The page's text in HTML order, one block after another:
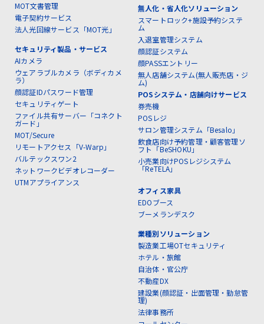
MOT文書管理
電子契約サービス
法人光回線サービス「MOT光」
セキュリティ製品・サービス
AIカメラ
ウェアラブルカメラ（ボディカメ
ラ）
顔認証IDパスワード管理
セキュリティゲート
ファイル共有サーバー「コネクト
ガード」
MOT/Secure
リモートアクセス「V-Warp」
バルテックスワン2
ネットワークビデオレコーダー
UTMアプライアンス
無人化・省人化ソリューション
スマートロック+施設予約システ
ム
入退室管理システム
顔認証システム
顔PASSエントリー
無人店舗システム(無人販売店・ジ
ム)
POSシステム・店舗向けサービス
券売機
POSレジ
サロン管理システム「Besalo」
飲食店向け予約管理・顧客管理ソ
フト「BeSHOKU」
小売業向けPOSレジシステム
「ReTELA」
オフィス家具
EDOブース
ブーメランデスク
業種別ソリューション
製造業工場OTセキュリティ
ホテル・旅館
自治体・官公庁
不動産DX
建設業(顔認証・出面管理・勤怠管
理)
法律事務所